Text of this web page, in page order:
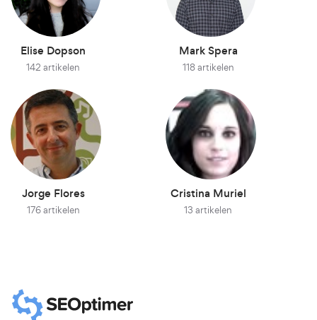
Elise Dopson
142 artikelen
Mark Spera
118 artikelen
Jorge Flores
176 artikelen
Cristina Muriel
13 artikelen